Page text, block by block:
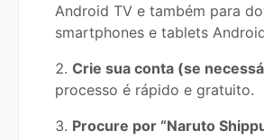
Android TV e também para
smartphones e tablets
Crie sua conta (se
processo é rápido e gratuito.
Procure por “Naruto